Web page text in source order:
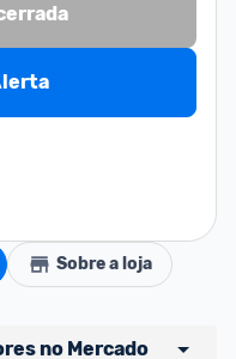
Sobre a loja
no Mercado